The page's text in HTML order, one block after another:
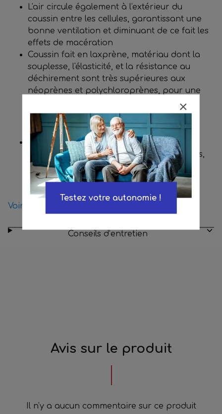
L'air circule également à l'extérieur du
coussin entre les cellules, garantissant une
bonne ventilation et diminuant de ce fait les
effets de macération
Coussin fait en laxprène, matériau dont la
souplesse, l'élasticité, et la résistance au
déchirement sont très supérieures aux
néoprènes et polychloroprènes, pour une
Livré avec son nouveau manomètre
électronique, pour un gonflage plus précis,
donc plus efficace
Voir les produits disponibles en location
Conseils d’entretien
Avis sur le produit
Il n'y a aucun commentaire sur ce produit
Testez votre autonomie !